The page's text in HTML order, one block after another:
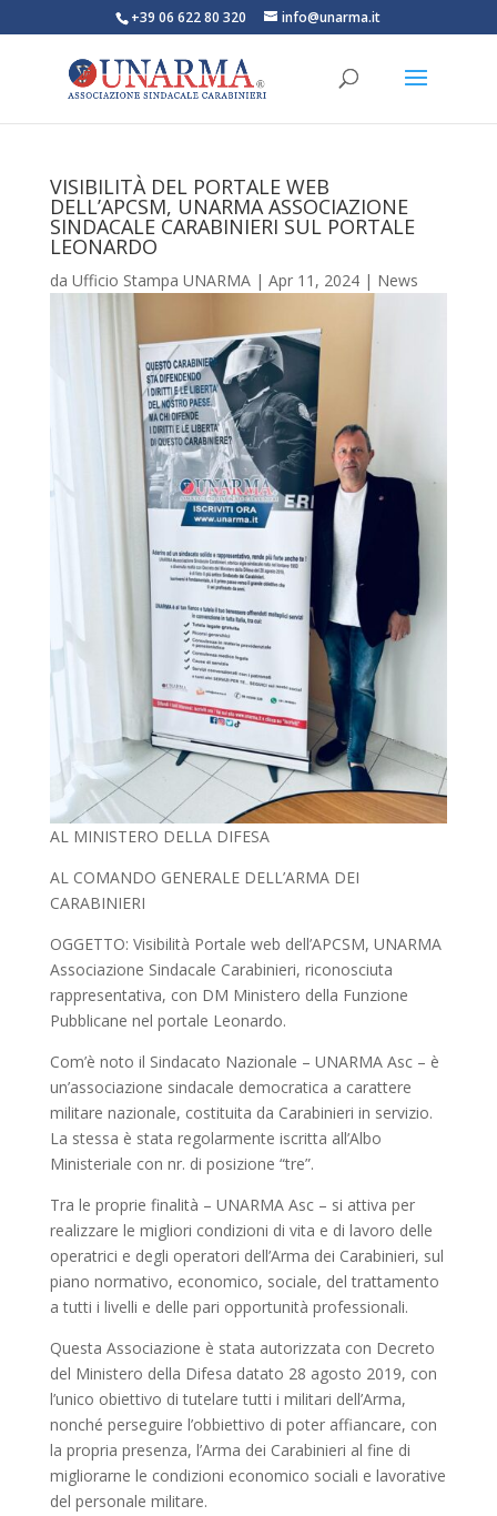
+39 06 622 80 320 info@unarma.it
VISIBILITÀ DEL PORTALE WEB
DELL’APCSM, UNARMA ASSOCIAZIONE
SINDACALE CARABINIERI SUL PORTALE
LEONARDO
da Ufficio Stampa UNARMA| Apr 11, 2024| News
AL MINISTERO DELLA DIFESA
AL COMANDO GENERALE DELL’ARMA DEI
CARABINIERI
OGGETTO: Visibilità Portale web dell’APCSM, UNARMA
Associazione Sindacale Carabinieri, riconosciuta
rappresentativa, con DM Ministero della Funzione
Pubblicane nel portale Leonardo.
Com’è noto il Sindacato Nazionale – UNARMA Asc – è
un’associazione sindacale democratica a carattere
militare nazionale, costituita da Carabinieri in servizio.
La stessa è stata regolarmente iscritta all’Albo
Ministeriale con nr. di posizione “tre”.
Tra le proprie finalità – UNARMA Asc – si attiva per
realizzare le migliori condizioni di vita e di lavoro delle
operatrici e degli operatori dell’Arma dei Carabinieri, sul
piano normativo, economico, sociale, del trattamento
a tutti i livelli e delle pari opportunità professionali.
Questa Associazione è stata autorizzata con Decreto
del Ministero della Difesa datato 28 agosto 2019, con
l’unico obiettivo di tutelare tutti i militari dell’Arma,
nonché perseguire l’obbiettivo di poter affiancare, con
la propria presenza, l’Arma dei Carabinieri al fine di
migliorarne le condizioni economico sociali e lavorative
del personale militare.